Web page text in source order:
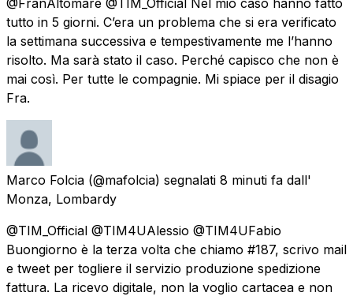
tutto in 5 giorni. C’era un problema che si era verificato
la settimana successiva e tempestivamente me l’hanno
risolto. Ma sarà stato il caso. Perché capisco che non è
mai così. Per tutte le compagnie. Mi spiace per il disagio
Fra.
Marco Folcia (@mafolcia) segnalati 8 minuti fa dall'
Monza, Lombardy
@TIM_Official @TIM4UAlessio @TIM4UFabio
Buongiorno è la terza volta che chiamo #187, scrivo mail
e tweet per togliere il servizio produzione spedizione
fattura. La ricevo digitale, non la voglio cartacea e non